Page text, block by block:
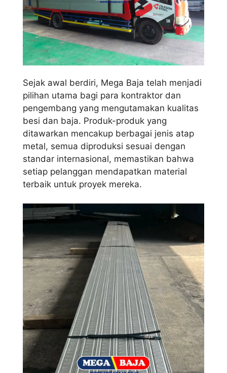
Sejak awal berdiri, Mega Baja telah menjadi
pilihan utama bagi para kontraktor dan
pengembang yang mengutamakan kualitas
besi dan baja. Produk-produk yang
ditawarkan mencakup berbagai jenis atap
metal, semua diproduksi sesuai dengan
standar internasional, memastikan bahwa
setiap pelanggan mendapatkan material
terbaik untuk proyek mereka.